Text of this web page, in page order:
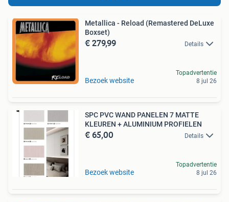
Metallica - Reload (Remastered DeLuxe
Boxset)
€ 279,99 Details
Bezoek website
Topadvertentie
8 jul 26
SPC PVC WAND PANELEN 7 MATTE
KLEUREN + ALUMINIUM PROFIELEN
€ 65,00 Details
Bezoek website
Topadvertentie
8 jul 26